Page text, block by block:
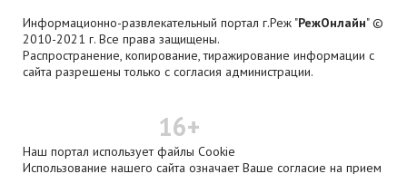
Информационно-развлекательный портал г.Реж "РежОнлайн" ©
2010-2021 г. Все права защищены.
Распространение, копирование, тиражирование информации с
сайта разрешены только с согласия администрации.
16+
Наш портал использует файлы Cookie
Использование нашего сайта означает Ваше согласие на прием